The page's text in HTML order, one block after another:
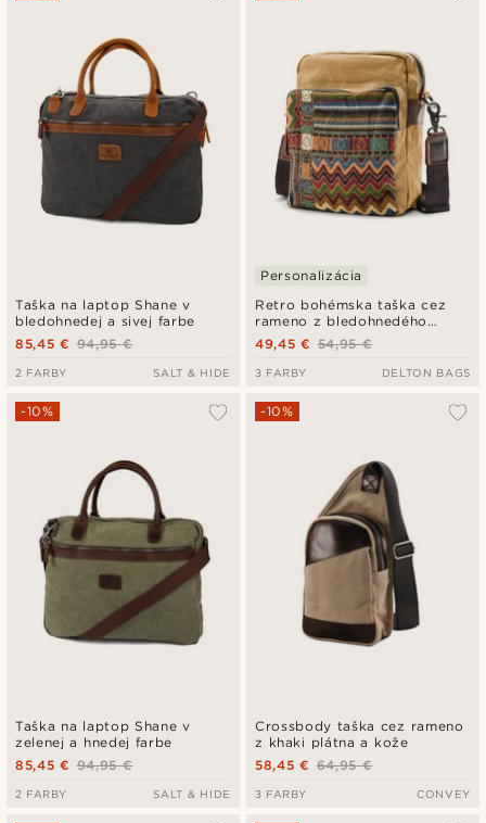
Taška na laptop Shane v
bledohnedej a sivej farbe
94,95 €
85,45 €
2 FARBY SALT & HIDE
Retro bohémska taška cez
rameno z bledohnedého
plátna
Personalizácia
54,95 €
49,45 €
3 FARBY DELTON BAGS
Taška na laptop Shane v
zelenej a hnedej farbe
-10%
94,95 €
85,45 €
2 FARBY SALT & HIDE
Crossbody taška cez rameno
z khaki plátna a kože
-10%
64,95 €
58,45 €
3 FARBY CONVEY